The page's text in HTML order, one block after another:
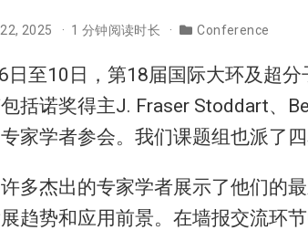
2025
1 分钟阅读时长 Conference
日至10日，第18届国际大环及超分
括诺奖得主J. Fraser Stoddart、
家学者参会。我们课题组也派了四
多杰出的专家学者展示了他们的
趋势和应用前景。在墙报交流环